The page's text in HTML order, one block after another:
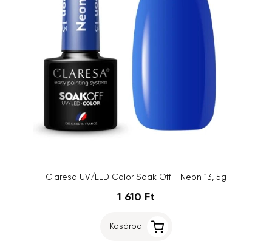
Claresa UV/LED Color Soak Off - Neon 13, 5g
1 610 Ft
Kosárba